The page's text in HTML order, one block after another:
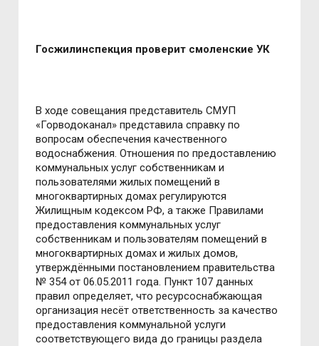
Госжилинспекция проверит смоленские УК
В ходе совещания представитель СМУП
«Горводоканал» представила справку по
вопросам обеспечения качественного
водоснабжения. Отношения по предоставлению
коммунальных услуг собственникам и
пользователями жилых помещений в
многоквартирных домах регулируются
Жилищным кодексом РФ, а также Правилами
предоставления коммунальных услуг
собственникам и пользователям помещений в
многоквартирных домах и жилых домов,
утверждёнными постановлением правительства
№ 354 от 06.05.2011 года. Пункт 107 данных
правил определяет, что ресурсоснабжающая
организация несёт ответственность за качество
предоставления коммунальной услуги
соответствующего вида до границы раздела